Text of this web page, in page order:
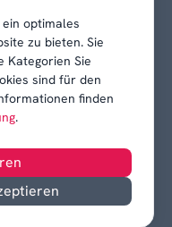
ein optimales
zu bieten. Sie
Kategorien Sie
sind für den
finden
.